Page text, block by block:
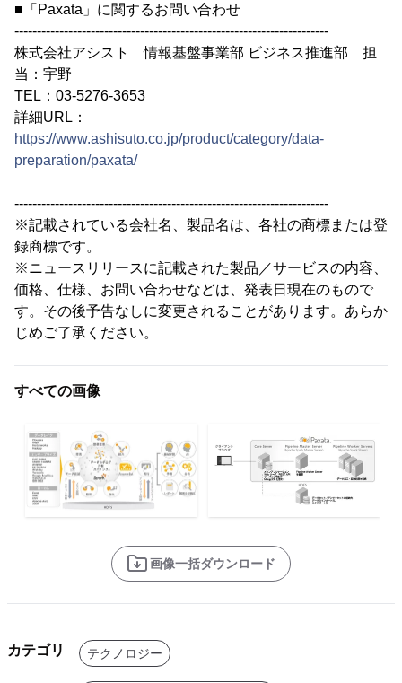
■「Paxata」に関するお問い合わせ
----------------------------------------------------------------------
株式会社アシスト 情報基盤事業部 ビジネス推進部 担
当：宇野
TEL：03-5276-3653
詳細URL：
https://www.ashisuto.co.jp/product/category/data-
preparation/paxata/
----------------------------------------------------------------------
※記載されている会社名、製品名は、各社の商標または登
録商標です。
※ニュースリリースに記載された製品／サービスの内容、
価格、仕様、お問い合わせなどは、発表日現在のもので
す。その後予告なしに変更されることがあります。あらか
じめご了承ください。
すべての画像
画像一括ダウンロード
カテゴリ テクノロジー